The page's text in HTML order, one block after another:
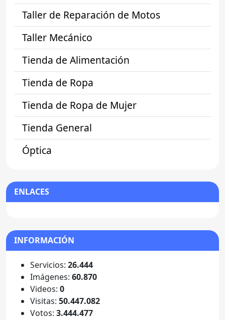
Taller de Reparación de Motos
Taller Mecánico
Tienda de Alimentación
Tienda de Ropa
Tienda de Ropa de Mujer
Tienda General
Óptica
ENLACES
INFORMACIÓN
Servicios: 26.444
Imágenes: 60.870
Videos: 0
Visitas: 50.447.082
Votos: 3.444.477